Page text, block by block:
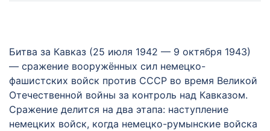
Битва за Кавказ (25 июля 1942 — 9 октября 1943)
— сражение вооружённых сил немецко-
фашистских войск против СССР во время Великой
Отечественной войны за контроль над Кавказом.
Сражение делится на два этапа: наступление
немецких войск, когда немецко-румынские войска